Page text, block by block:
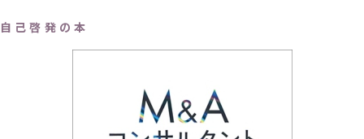
自己啓発の本